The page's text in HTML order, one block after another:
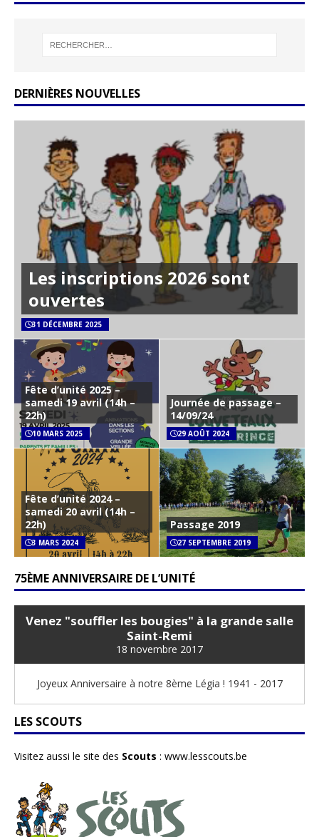
DERNIÈRES NOUVELLES
Les inscriptions 2026 sont
ouvertes
31 DÉCEMBRE 2025
Fête d’unité 2025 –
samedi 19 avril (14h –
22h)
10 MARS 2025
Journée de passage –
14/09/24
29 AOÛT 2024
Fête d’unité 2024 –
samedi 20 avril (14h –
22h)
3 MARS 2024
Passage 2019
27 SEPTEMBRE 2019
75ÈME ANNIVERSAIRE DE L’UNITÉ
Venez "souffler les bougies" à la grande salle
Saint-Remi
18 novembre 2017
Joyeux Anniversaire à notre 8ème Légia ! 1941 - 2017
LES SCOUTS
Visitez aussi le site des Scouts : www.lesscouts.be